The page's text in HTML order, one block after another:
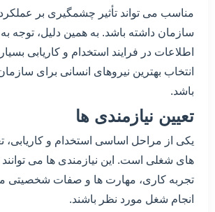
مناسب می تواند تأثیر چشمگیری بر
سازمان داشته باشد. به همین دلیل، توجه
اطلاعات در فرایند استخدام و کاریابی
انتخاب بهترین نیروهای انسانی برای
باشد.
تعیین نیازمندی ها
یکی از مراحل اساسی استخدام و کاریابی،
های شغلی است. این نیازمندی ها می
تجربه کاری، مهارت ها و صفات شخصیتی
انجام شغل مورد نظر باشند.